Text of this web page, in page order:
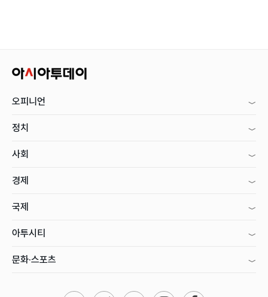
오피니언
정치
사회
경제
국제
아투시티
문화·스포츠